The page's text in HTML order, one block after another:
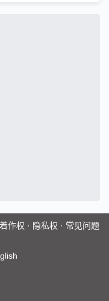
着作权 · 隐私权 · 常见问题